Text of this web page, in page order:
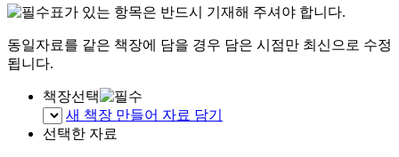
표가 있는 항목은 반드시 기재해 주셔야 합니다.
동일자료를 같은 책장에 담을 경우 담은 시점만 최신으로 수정
됩니다.
책장선택
새 책장 만들어 자료 담기
선택한 자료